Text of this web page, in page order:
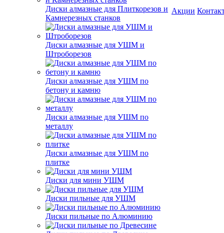
Диски алмазные для Плиткорезов и
Камнерезных станков
Диски алмазные для УШМ и
Штроборезов
Диски алмазные для УШМ по
бетону и камню
Диски алмазные для УШМ по
металлу
Диски алмазные для УШМ по
плитке
Диски для мини УШМ
Диски пильные для УШМ
Диски пильные по Алюминию
Акции